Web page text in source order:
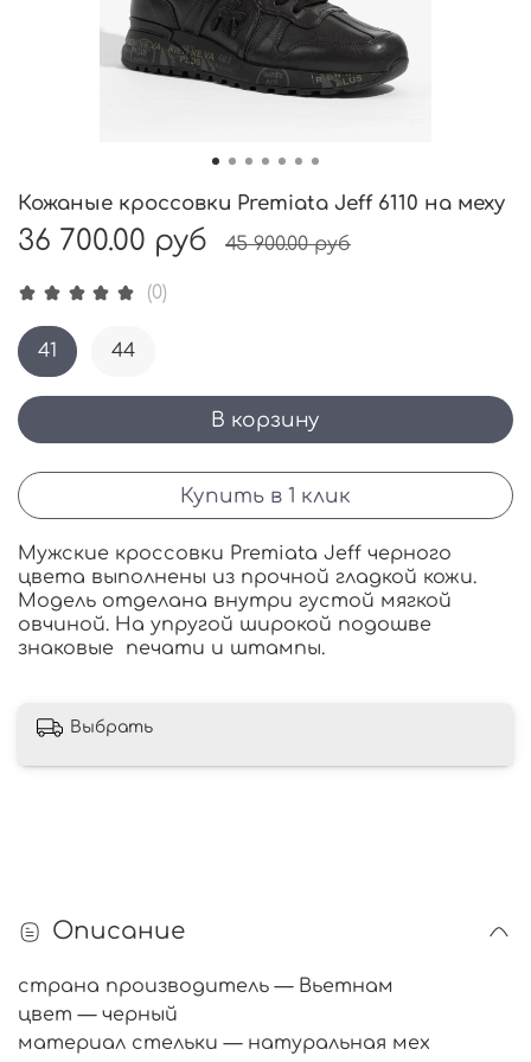
(0)
Кожаные кроссовки Premiata Jeff 6110 на меху
36 700.00 руб 45 900.00 руб
В корзину
Купить в 1 клик
41 44
Мужские кроссовки Premiata Jeff черного
цвета выполнены из прочной гладкой кожи.
Модель отделана внутри густой мягкой
овчиной. На упругой широкой подошве
знаковые печати и штампы.
Выбрать
Описание
страна производитель — Вьетнам
цвет — черный
материал стельки — натуральная мех